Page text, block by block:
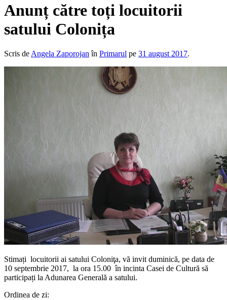
Anunț către toți locuitorii
satului Colonița
Scris de Angela Zaporojan în Primarul pe 31 august 2017.
Stimați locuitorii ai satului Coloniţa, vă invit duminică, pe data de
10 septembrie 2017, la ora 15.00 în incinta Casei de Cultură să
participați la Adunarea Generală a satului.
Ordinea de zi: